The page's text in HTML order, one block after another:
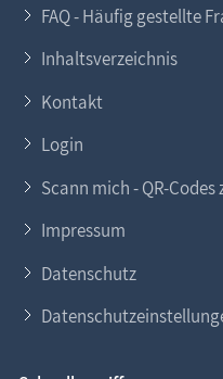
FAQ - Häufig gestellte
Inhaltsverzeichnis
Kontakt
Login
Scann mich - QR-
Impressum
Datenschutz